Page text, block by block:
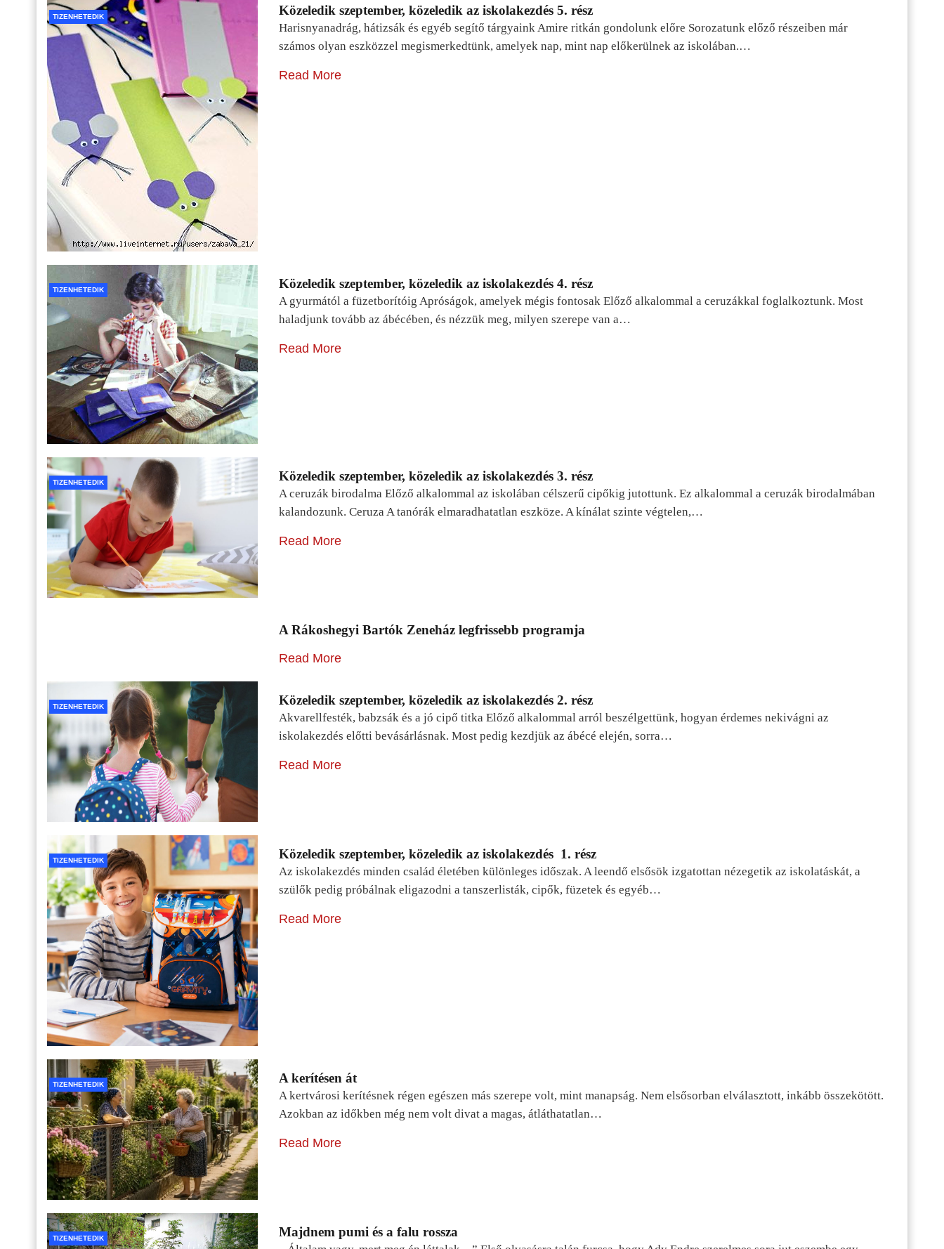
TIZENHETEDIK Közeledik szeptember, közeledik az iskolakezdés 5. rész
Harisnyanadrág, hátizsák és egyéb segítő tárgyaink Amire ritkán gondolunk előre Sorozatunk előző részeiben már
számos olyan eszközzel megismerkedtünk, amelyek nap, mint nap előkerülnek az iskolában.…
Read More
TIZENHETEDIK Közeledik szeptember, közeledik az iskolakezdés 4. rész
A gyurmától a füzetborítóig Apróságok, amelyek mégis fontosak Előző alkalommal a ceruzákkal foglalkoztunk. Most
haladjunk tovább az ábécében, és nézzük meg, milyen szerepe van a…
Read More
TIZENHETEDIK Közeledik szeptember, közeledik az iskolakezdés 3. rész
A ceruzák birodalma Előző alkalommal az iskolában célszerű cipőkig jutottunk. Ez alkalommal a ceruzák birodalmában
kalandozunk. Ceruza A tanórák elmaradhatatlan eszköze. A kínálat szinte végtelen,…
Read More
A Rákoshegyi Bartók Zeneház legfrissebb programja
Read More
TIZENHETEDIK Közeledik szeptember, közeledik az iskolakezdés 2. rész
Akvarellfesték, babzsák és a jó cipő titka Előző alkalommal arról beszélgettünk, hogyan érdemes nekivágni az
iskolakezdés előtti bevásárlásnak. Most pedig kezdjük az ábécé elején, sorra…
Read More
TIZENHETEDIK Közeledik szeptember, közeledik az iskolakezdés 1. rész
Az iskolakezdés minden család életében különleges időszak. A leendő elsősök izgatottan nézegetik az iskolatáskát, a
szülők pedig próbálnak eligazodni a tanszerlisták, cipők, füzetek és egyéb…
Read More
TIZENHETEDIK A kerítésen át
A kertvárosi kerítésnek régen egészen más szerepe volt, mint manapság. Nem elsősorban elválasztott, inkább összekötött.
Azokban az időkben még nem volt divat a magas, átláthatatlan…
Read More
TIZENHETEDIK Majdnem pumi és a falu rossza